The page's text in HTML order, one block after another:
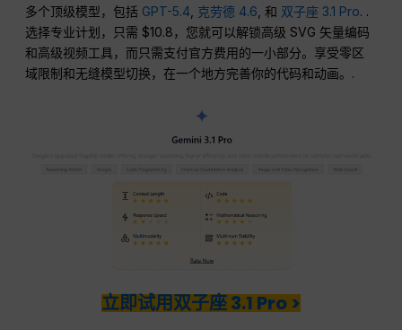
多个顶级模型，包括 GPT-5.4 克劳德 4.6 , 和 双子座 3.1 Pro. .
选择专业计划，只需 $10.8，您就可以解锁高级 SVG 矢量编码
和高级视频工具，而只需支付官方费用的一小部分。享受零区
域限制和无缝模型切换，在一个地方完善你的代码和动画。.
立即试用双子座 3.1 Pro >